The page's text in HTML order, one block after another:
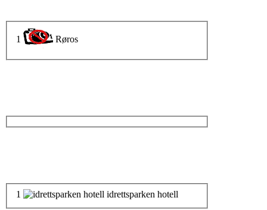
1 Røros
1 idrettsparken hotell